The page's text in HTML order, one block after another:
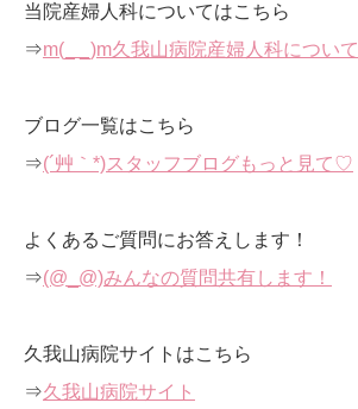
当院産婦人科についてはこちら
⇒m(_ _)m久我山病院産婦人科について
ブログ一覧はこちら
⇒(´艸｀*)スタッフブログもっと見て♡
よくあるご質問にお答えします！
⇒(@_@)みんなの質問共有します！
久我山病院サイトはこちら
⇒久我山病院サイト